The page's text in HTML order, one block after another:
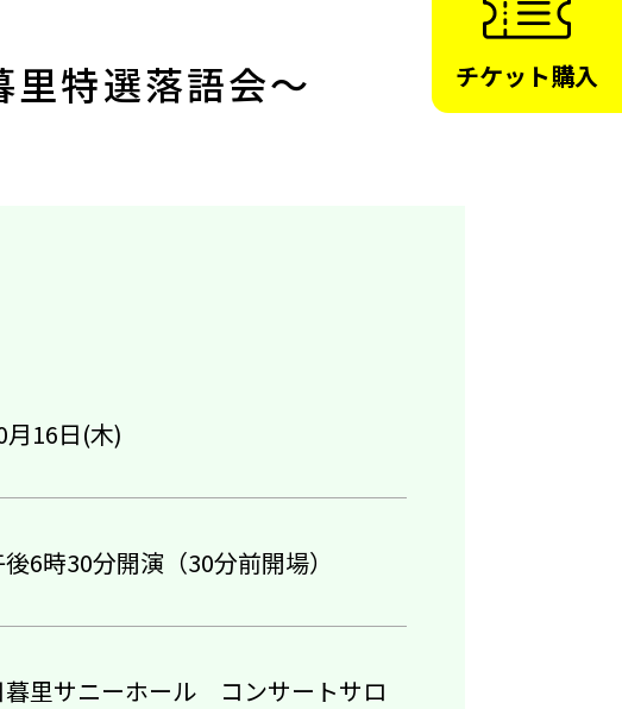
チケット購入
特選落語会～
月16日(木)
6時30分開演（30分前開場）
暮里サニーホール コンサートサロ